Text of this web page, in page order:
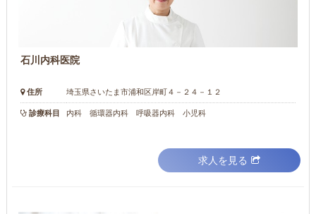
石川内科医院
住所 埼玉県さいたま市浦和区岸町４－２４－１２
診療科目 内科 循環器内科 呼吸器内科 小児科
求人を見る